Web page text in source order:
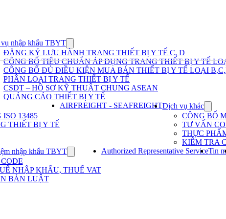
nhập khẩu TBYT
submenu
for
Dịch
vụ
nhập
khẩu
TBYT
ĐĂNG KÝ LƯU HÀNH TRANG THIẾT BỊ Y TẾ C, D
CÔNG BỐ TIÊU CHUẨN ÁP DỤNG TRANG THIẾT BỊ Y TẾ
CÔNG BỐ ĐỦ ĐIỀU KIỆN MUA BÁN THIẾT BỊ Y TẾ LOẠI
PHÂN LOẠI TRANG THIẾT BỊ Y TẾ
CSDT – HỒ SƠ KỸ THUẬT CHUNG ASEAN
QUẢNG CÁO THIẾT BỊ Y TẾ
13485
THIẾT BỊ Y TẾ
AIRFREIGHT - SEAFREIGHTDịch vụ khác
for
Dịch
vụ
khác
CÔNG BỐ
TƯ VẤN
THỰC
KIỂM TRA
nhập khẩu TBYT
submenu
for
Kinh
NHẬP KHẨU, THUẾ VAT
BẢN LUẬT
Authorized Representative ServiceTin